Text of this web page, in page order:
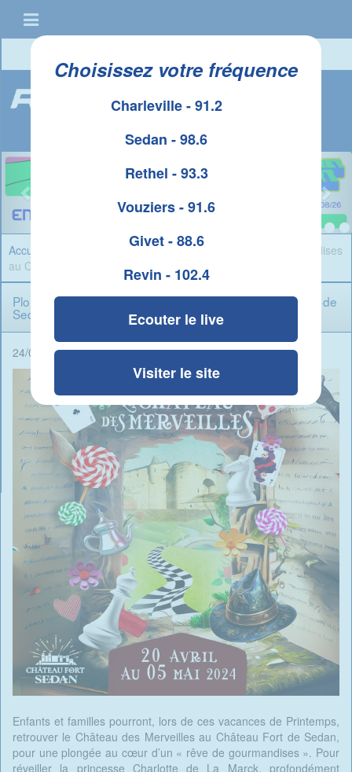
Choisissez votre fréquence
Charleville - 91.2
Sedan - 98.6
Rethel - 93.3
Vouziers - 91.6
Givet - 88.6
Revin - 102.4
Ecouter le live
Visiter le site
Accueil Infos Ardennes» Plongez dans un rêve de gourmandises
au Château fort de Sedan pendant les vacances de Printemps
Plongez dans un rêve de gourmandises au Château fort de
Sedan pendant les vacances de Printemps
24/04/2024 - 10:57 -Rédigé par Candide Blomme
Enfants et familles pourront, lors de ces vacances de Printemps,
retrouver le Château des Merveilles au Château Fort de Sedan,
pour une plongée au cœur d’un « rêve de gourmandises ». Pour
réveiller la princesse Charlotte de La Marck, profondément